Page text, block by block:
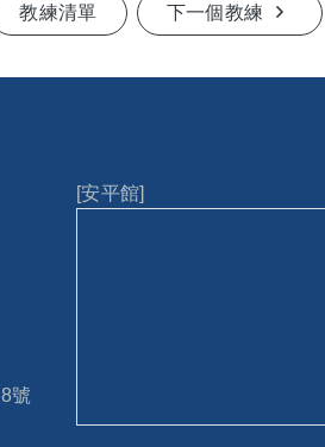
教練清單 下一個教練
號
[安平館]